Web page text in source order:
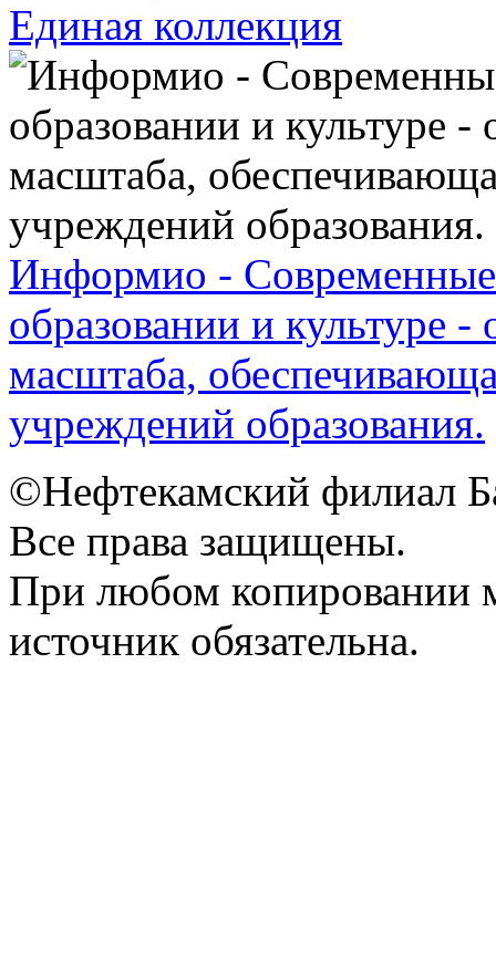
Единая коллекция
Информио - Современные
образовании и культуре -
масштаба,
учреждений образования.
©Нефтекамский филиал
Все права защищены.
При любом копировании
источник обязательна.